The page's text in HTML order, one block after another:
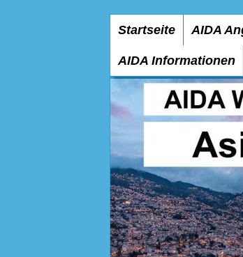
Startseite AIDA
AIDA Informationen